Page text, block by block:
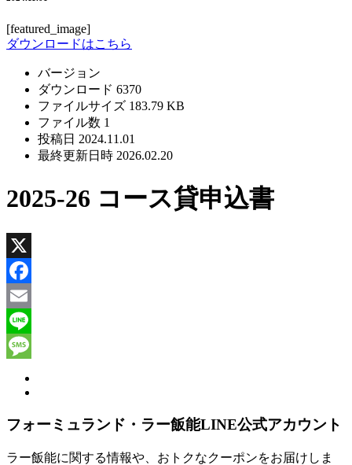
[featured_image]
ダウンロードはこちら
バージョン
ダウンロード 6370
ファイルサイズ 183.79 KB
ファイル数 1
投稿日 2024.11.01
最終更新日時 2026.02.20
2025-26 コース貸申込書
X
Facebook
Email
Line
フォーミュランド・ラー飯能LINE公式アカウント
ラー飯能に関する情報や、おトクなクーポンをお届けしま